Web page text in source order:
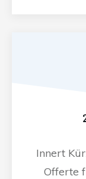
Innert
Offerte